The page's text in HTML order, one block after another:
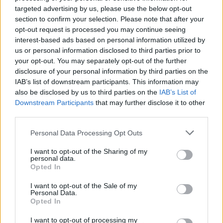
targeted advertising by us, please use the below opt-out
section to confirm your selection. Please note that after your
opt-out request is processed you may continue seeing
interest-based ads based on personal information utilized by
us or personal information disclosed to third parties prior to
your opt-out. You may separately opt-out of the further
disclosure of your personal information by third parties on the
IAB’s list of downstream participants. This information may
also be disclosed by us to third parties on the IAB’s List of
Downstream Participants that may further disclose it to other
Personal Data Processing Opt Outs
I want to opt-out of the Sharing of my
personal data.
Opted In
I want to opt-out of the Sale of my
Personal Data.
Opted In
I want to opt-out of processing my
riportato all’attenzione il tema sport e disabilità, rendendo evidente
a tutti che parliamo di atleti in grado di raggiungere grandi risultati
atletici e sportivi, capaci di suscitare passioni ed emozioni. Oggi
diamo il benvenuto alla Nazionale femminile volley sorde, così
come avevamo ospitato le squadre finaliste per la Coppa Italia
Rugby in carrozzina; abbiamo già in programma altri appuntamenti,
con l’auspicio che, mettendoci alle spalle l’emergenza sanitaria, si
possa vivere sempre più questi eventi in modo aperto e inclusivo
coinvolgendo le società sportive del territorio”.
“Formigine ha da sempre creduto nello sport come strumento
prossimo fine settimana ospiteremo gli atleti della Nazionale calcio
amputati e, non appena la situazione sanitaria lo consentirà,
gara del Comitato paralimpico italiano, organizzata
dall’Associazione sportiva Handicap Modena. Inoltre, continuiamo a
portare avanti, assieme all’Asd Colombaro, il progetto ‘Spazio al